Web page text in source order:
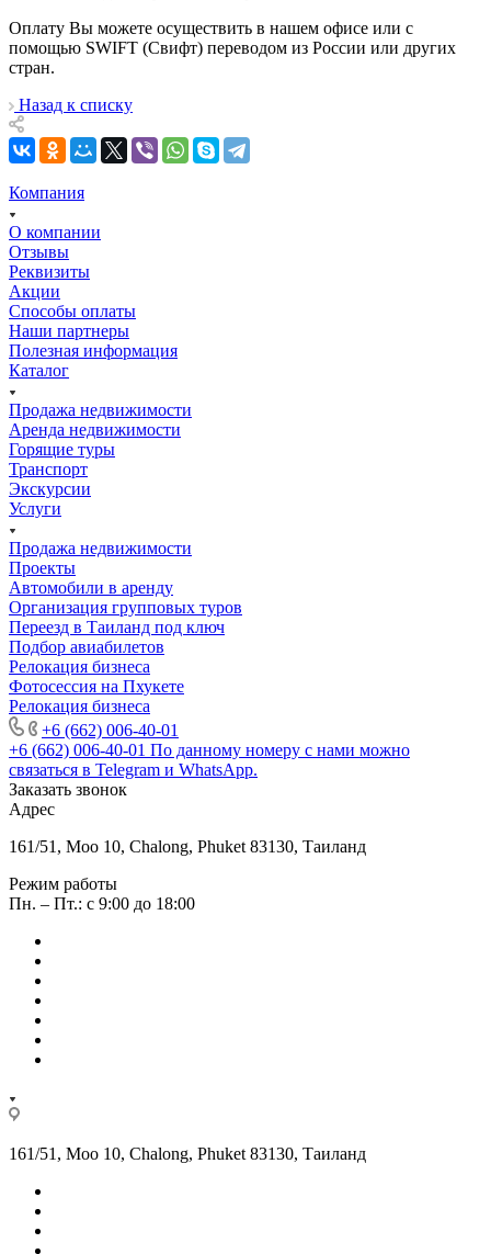
Оплату Вы можете осуществить в нашем офисе или с
помощью SWIFT (Свифт) переводом из России или других
стран.
Назад к списку
Компания
О компании
Отзывы
Реквизиты
Акции
Способы оплаты
Наши партнеры
Полезная информация
Каталог
Продажа недвижимости
Аренда недвижимости
Горящие туры
Транспорт
Экскурсии
Услуги
Продажа недвижимости
Проекты
Автомобили в аренду
Организация групповых туров
Переезд в Таиланд под ключ
Подбор авиабилетов
Релокация бизнеса
Фотоcессия на Пхукете
Релокация бизнеса
+6 (662) 006-40-01
+6 (662) 006-40-01 По данному номеру с нами можно
связаться в Telegram и WhatsApp.
Заказать звонок
Адрес
161/51, Moo 10, Chalong, Phuket 83130, Таиланд
Режим работы
Пн. – Пт.: с 9:00 до 18:00
161/51, Moo 10, Chalong, Phuket 83130, Таиланд